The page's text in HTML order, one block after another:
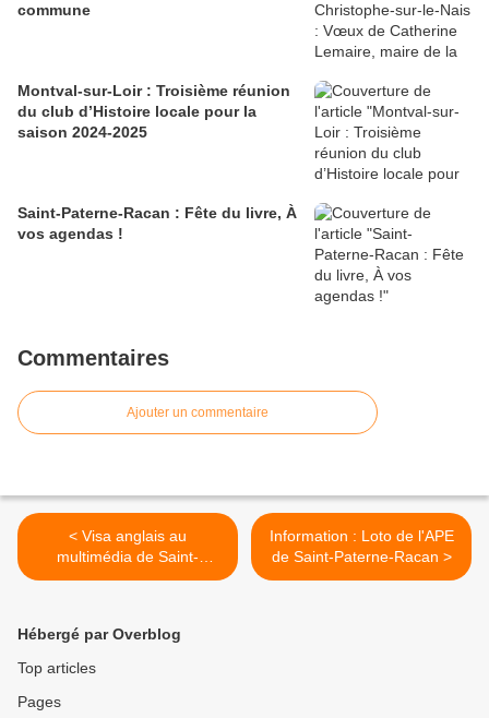
commune
Montval-sur-Loir : Troisième réunion
du club d’Histoire locale pour la
saison 2024-2025
Saint-Paterne-Racan : Fête du livre, À
vos agendas !
Commentaires
Ajouter un commentaire
< Visa anglais au
multimédia de Saint-
Paterne-Racan
Information : Loto de l'APE
de Saint-Paterne-Racan >
Hébergé par Overblog
Top articles
Pages